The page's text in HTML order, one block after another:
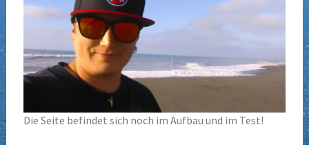
Die Seite befindet sich noch im Aufbau und im Test!